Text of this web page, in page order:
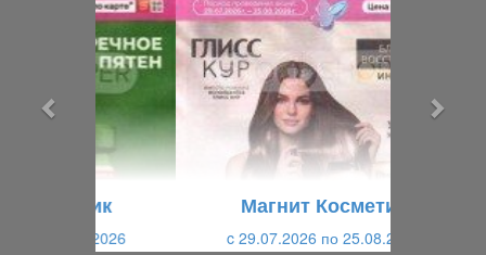
Магнит Косметик
c 29.07.2026 по 25.08.2026